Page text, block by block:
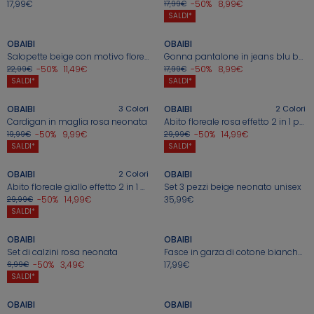
Guida all'acquisto
Ne approfitto > Saldi > tutti gli abiti
Guida all'acquisto
Ne approfitto > Saldi > tutte le t-
Guida all'acquisto
Saldi > tutte le t-shirt Saldi > gli abiti
Guida all'acquisto
Ne approfitto > Saldi > tutte le t-
17,99€
SALDI*
17,99€ -50% 8,99€
SALDI*
OBAIBI
Salopette beige con motivo floreale per neonata
22,99€ -50% 11,49€
+
SALDI*
OBAIBI
Gonna pantalone in jeans blu bambina
17,99€ -50% 8,99€
+
SALDI*
OBAIBI 3 Colori
Cardigan in maglia rosa neonata
19,99€ -50% 9,99€
+
SALDI*
OBAIBI 2 Colori
Abito floreale rosa effetto 2 in 1 per neonata
29,99€ -50% 14,99€
+
SALDI*
OBAIBI 2 Colori
Abito floreale giallo effetto 2 in 1 per neonata
29,99€ -50% 14,99€
+
OBAIBI
Set 3 pezzi beige neonato unisex
35,99€
+
SALDI*
OBAIBI
Set di calzini rosa neonata
6,99€ -50% 3,49€
OBAIBI
Fasce in garza di cotone bianche unisex per neonato (set di 2)
17,99€
+
OBAIBI
OBAIBI